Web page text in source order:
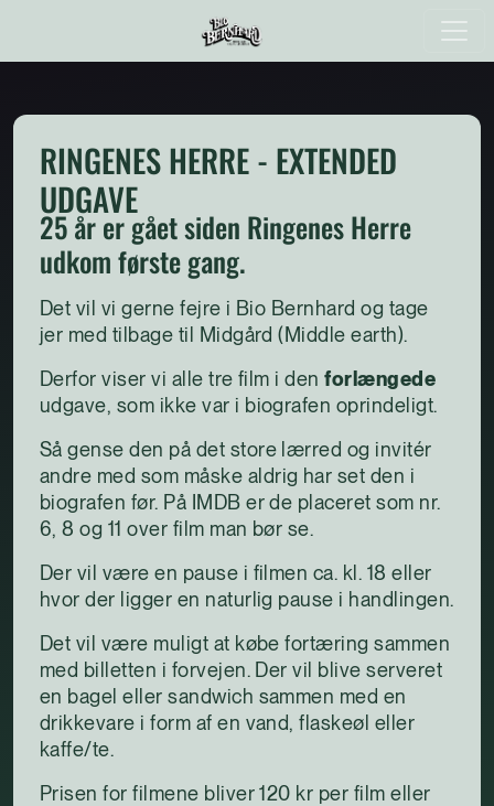
RINGENES HERRE - EXTENDED
UDGAVE
25 år er gået siden Ringenes Herre
udkom første gang.
Det vil vi gerne fejre i Bio Bernhard og tage
jer med tilbage til Midgård (Middle earth).
Derfor viser vi alle tre film i denforlængede
udgave, som ikke var i biografen oprindeligt.
Så gense den på det store lærred og invitér
andre med som måske aldrig har set den i
biografen før. På IMDB er de placeret som nr.
6, 8 og 11 over film man bør se.
Der vil være en pause i filmen ca. kl. 18 eller
hvor der ligger en naturlig pause i handlingen.
Det vil være muligt at købe fortæring sammen
med billetten i forvejen. Der vil blive serveret
en bagel eller sandwich sammen med en
drikkevare i form af en vand, flaskeøl eller
kaffe/te.
Prisen for filmene bliver 120 kr per film eller